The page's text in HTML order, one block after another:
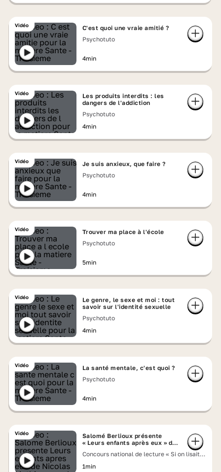
Vidéo
C'est quoi une vraie amitié ?
Psychotuto
4min
Vidéo
Les produits interdits : les
dangers de l'addiction
Psychotuto
4min
Vidéo
Je suis anxieux, que faire ?
Psychotuto
4min
Vidéo
Trouver ma place à l'école
Psychotuto
5min
Vidéo
Le genre, le sexe et moi : tout
savoir sur l'identité sexuelle
Psychotuto
4min
Vidéo
La santé mentale, c'est quoi ?
Psychotuto
4min
Vidéo
Salomé Berlioux présente
« Leurs enfants après eux » de
Concours national de lecture « Si on lisait à
1min